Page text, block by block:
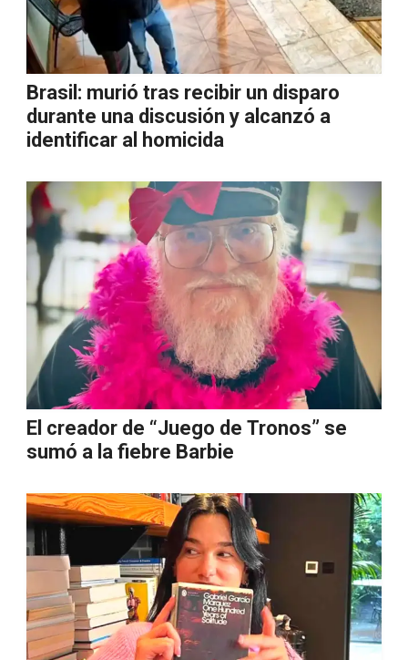
Brasil: murió tras recibir un disparo
durante una discusión y alcanzó a
identificar al homicida
El creador de “Juego de Tronos” se
sumó a la fiebre Barbie